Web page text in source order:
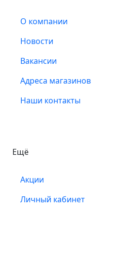
О компании
Новости
Вакансии
Адреса магазинов
Наши контакты
Ещё
Акции
Личный кабинет